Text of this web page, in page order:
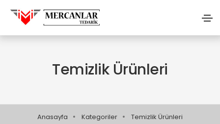
Temizlik Ürünleri
Anasayfa Kategoriler Temizlik Ürünleri